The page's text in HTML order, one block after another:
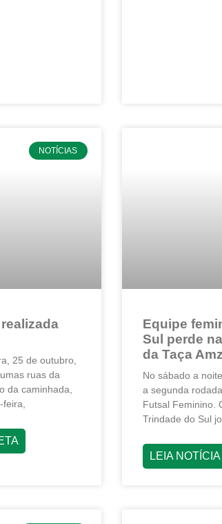
NOTÍCIAS
25 de outubro,
ruas da
da caminhada,
Equipe
Sul perde
da Taça
No sábado a
a segunda
Futsal Feminino.
Trindade do Sul
LEIA